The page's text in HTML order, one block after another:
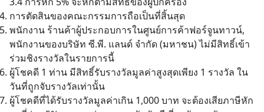
Search
for:
การตัดสินของคณะกรรมการถือเป็นที่สิ้นสุด
พนักงาน ร้านค้าผู้ประกอบการในศูนย์การค้าฟอร์จูนทาวน์,
พนักงานของบริษัท ซี.พี. แลนด์ จำกัด (มหาชน) ไม่มีสิทธิ์เข้า
ร่วมชิงรางวัลในรายการนี้
ผู้โชคดี 1 ท่าน มีสิทธิ์รับรางวัลมูลค่าสูงสุดเพียง 1 รางวัล ใน
วันที่ถูกจับรางวัลเท่านั้น
ผู้โชคดีที่ได้รับรางวัลมูลค่าเกิน 1,000 บาท จะต้องเสียภาษีหัก